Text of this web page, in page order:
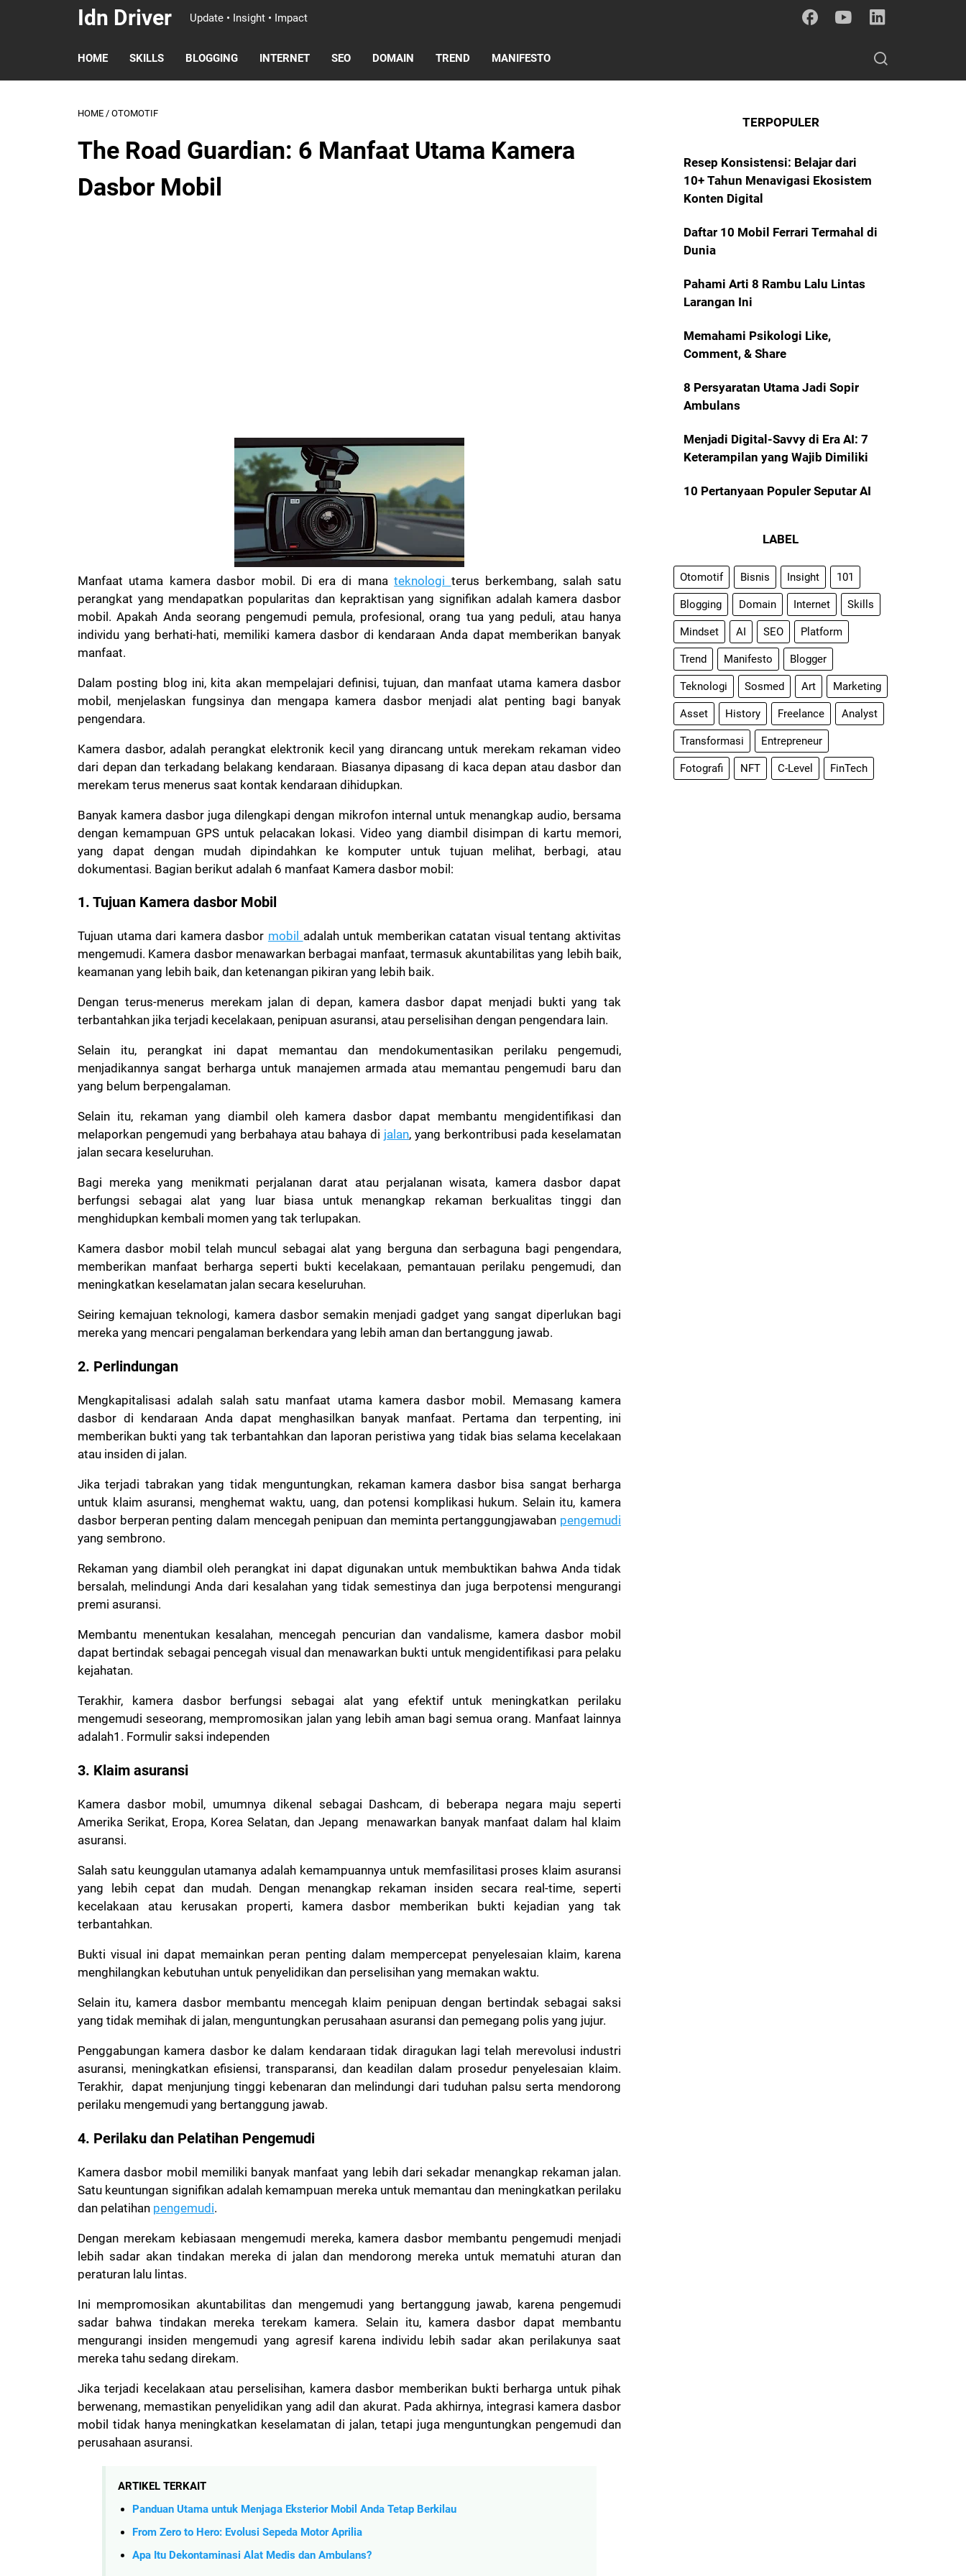
Idn Driver Update • Insight • Impact
HOME SKILLS BLOGGING INTERNET SEO DOMAIN TREND MANIFESTO
HOME / OTOMOTIF
The Road Guardian: 6 Manfaat Utama Kamera
Dasbor Mobil
Manfaat utama kamera dasbor mobil. Di era di manateknologi terus berkembang, salah satu
perangkat yang mendapatkan popularitas dan kepraktisan yang signifikan adalah kamera dasbor
mobil. Apakah Anda seorang pengemudi pemula, profesional, orang tua yang peduli, atau hanya
individu yang berhati-hati, memiliki kamera dasbor di kendaraan Anda dapat memberikan banyak
manfaat.
Dalam posting blog ini, kita akan mempelajari definisi, tujuan, dan manfaat utama kamera dasbor
mobil, menjelaskan fungsinya dan mengapa kamera dasbor menjadi alat penting bagi banyak
pengendara.
Kamera dasbor, adalah perangkat elektronik kecil yang dirancang untuk merekam rekaman video
dari depan dan terkadang belakang kendaraan. Biasanya dipasang di kaca depan atau dasbor dan
merekam terus menerus saat kontak kendaraan dihidupkan.
Banyak kamera dasbor juga dilengkapi dengan mikrofon internal untuk menangkap audio, bersama
dengan kemampuan GPS untuk pelacakan lokasi. Video yang diambil disimpan di kartu memori,
yang dapat dengan mudah dipindahkan ke komputer untuk tujuan melihat, berbagi, atau
dokumentasi. Bagian berikut adalah 6 manfaat Kamera dasbor mobil:
1. Tujuan Kamera dasbor Mobil
Tujuan utama dari kamera dasbor mobil adalah untuk memberikan catatan visual tentang aktivitas
mengemudi. Kamera dasbor menawarkan berbagai manfaat, termasuk akuntabilitas yang lebih baik,
keamanan yang lebih baik, dan ketenangan pikiran yang lebih baik.
Dengan terus-menerus merekam jalan di depan, kamera dasbor dapat menjadi bukti yang tak
terbantahkan jika terjadi kecelakaan, penipuan asuransi, atau perselisihan dengan pengendara lain.
Selain itu, perangkat ini dapat memantau dan mendokumentasikan perilaku pengemudi,
menjadikannya sangat berharga untuk manajemen armada atau memantau pengemudi baru dan
yang belum berpengalaman.
Selain itu, rekaman yang diambil oleh kamera dasbor dapat membantu mengidentifikasi dan
melaporkan pengemudi yang berbahaya atau bahaya di jalan, yang berkontribusi pada keselamatan
jalan secara keseluruhan.
Bagi mereka yang menikmati perjalanan darat atau perjalanan wisata, kamera dasbor dapat
berfungsi sebagai alat yang luar biasa untuk menangkap rekaman berkualitas tinggi dan
menghidupkan kembali momen yang tak terlupakan.
Kamera dasbor mobil telah muncul sebagai alat yang berguna dan serbaguna bagi pengendara,
memberikan manfaat berharga seperti bukti kecelakaan, pemantauan perilaku pengemudi, dan
meningkatkan keselamatan jalan secara keseluruhan.
Seiring kemajuan teknologi, kamera dasbor semakin menjadi gadget yang sangat diperlukan bagi
mereka yang mencari pengalaman berkendara yang lebih aman dan bertanggung jawab.
2. Perlindungan
Mengkapitalisasi adalah salah satu manfaat utama kamera dasbor mobil. Memasang kamera
dasbor di kendaraan Anda dapat menghasilkan banyak manfaat. Pertama dan terpenting, ini
memberikan bukti yang tak terbantahkan dan laporan peristiwa yang tidak bias selama kecelakaan
atau insiden di jalan.
Jika terjadi tabrakan yang tidak menguntungkan, rekaman kamera dasbor bisa sangat berharga
untuk klaim asuransi, menghemat waktu, uang, dan potensi komplikasi hukum. Selain itu, kamera
dasbor berperan penting dalam mencegah penipuan dan meminta pertanggungjawaban pengemudi
yang sembrono.
Rekaman yang diambil oleh perangkat ini dapat digunakan untuk membuktikan bahwa Anda tidak
bersalah, melindungi Anda dari kesalahan yang tidak semestinya dan juga berpotensi mengurangi
premi asuransi.
Membantu menentukan kesalahan, mencegah pencurian dan vandalisme, kamera dasbor mobil
dapat bertindak sebagai pencegah visual dan menawarkan bukti untuk mengidentifikasi para pelaku
kejahatan.
Terakhir, kamera dasbor berfungsi sebagai alat yang efektif untuk meningkatkan perilaku
mengemudi seseorang, mempromosikan jalan yang lebih aman bagi semua orang. Manfaat lainnya
adalah1. Formulir saksi independen
3. Klaim asuransi
Kamera dasbor mobil, umumnya dikenal sebagai Dashcam, di beberapa negara maju seperti
Amerika Serikat, Eropa, Korea Selatan, dan Jepang menawarkan banyak manfaat dalam hal klaim
asuransi.
Salah satu keunggulan utamanya adalah kemampuannya untuk memfasilitasi proses klaim asuransi
yang lebih cepat dan mudah. Dengan menangkap rekaman insiden secara real-time, seperti
kecelakaan atau kerusakan properti, kamera dasbor memberikan bukti kejadian yang tak
terbantahkan.
Bukti visual ini dapat memainkan peran penting dalam mempercepat penyelesaian klaim, karena
menghilangkan kebutuhan untuk penyelidikan dan perselisihan yang memakan waktu.
Selain itu, kamera dasbor membantu mencegah klaim penipuan dengan bertindak sebagai saksi
yang tidak memihak di jalan, menguntungkan perusahaan asuransi dan pemegang polis yang jujur.
Penggabungan kamera dasbor ke dalam kendaraan tidak diragukan lagi telah merevolusi industri
asuransi, meningkatkan efisiensi, transparansi, dan keadilan dalam prosedur penyelesaian klaim.
Terakhir, dapat menjunjung tinggi kebenaran dan melindungi dari tuduhan palsu serta mendorong
perilaku mengemudi yang bertanggung jawab.
4. Perilaku dan Pelatihan Pengemudi
Kamera dasbor mobil memiliki banyak manfaat yang lebih dari sekadar menangkap rekaman jalan.
Satu keuntungan signifikan adalah kemampuan mereka untuk memantau dan meningkatkan perilaku
dan pelatihan pengemudi.
Dengan merekam kebiasaan mengemudi mereka, kamera dasbor membantu pengemudi menjadi
lebih sadar akan tindakan mereka di jalan dan mendorong mereka untuk mematuhi aturan dan
peraturan lalu lintas.
Ini mempromosikan akuntabilitas dan mengemudi yang bertanggung jawab, karena pengemudi
sadar bahwa tindakan mereka terekam kamera. Selain itu, kamera dasbor dapat membantu
mengurangi insiden mengemudi yang agresif karena individu lebih sadar akan perilakunya saat
mereka tahu sedang direkam.
Jika terjadi kecelakaan atau perselisihan, kamera dasbor memberikan bukti berharga untuk pihak
berwenang, memastikan penyelidikan yang adil dan akurat. Pada akhirnya, integrasi kamera dasbor
mobil tidak hanya meningkatkan keselamatan di jalan, tetapi juga menguntungkan pengemudi dan
perusahaan asuransi.
ARTIKEL TERKAIT
Panduan Utama untuk Menjaga Eksterior Mobil Anda Tetap Berkilau
From Zero to Hero: Evolusi Sepeda Motor Aprilia
Apa Itu Dekontaminasi Alat Medis dan Ambulans?
TERPOPULER
Resep Konsistensi: Belajar dari
10+ Tahun Menavigasi Ekosistem
Konten Digital
Daftar 10 Mobil Ferrari Termahal di
Dunia
Pahami Arti 8 Rambu Lalu Lintas
Larangan Ini
Memahami Psikologi Like,
Comment, & Share
8 Persyaratan Utama Jadi Sopir
Ambulans
Menjadi Digital-Savvy di Era AI: 7
Keterampilan yang Wajib Dimiliki
10 Pertanyaan Populer Seputar AI
LABEL
Otomotif Bisnis Insight 101
Blogging Domain Internet Skills
Mindset AI SEO Platform
Trend Manifesto Blogger
Teknologi Sosmed Art Marketing
Asset History Freelance Analyst
Transformasi Entrepreneur
Fotografi NFT C-Level FinTech